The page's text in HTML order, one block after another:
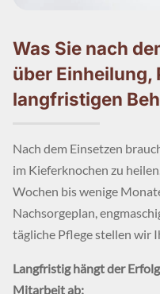
Was Sie nach
über Einheilung,
langfristigen
Nach dem Einsetzen
im Kieferknochen zu
Wochen bis wenige
Nachsorgeplan,
tägliche Pflege stellen wir
Langfristig hängt der
Mitarbeit ab: